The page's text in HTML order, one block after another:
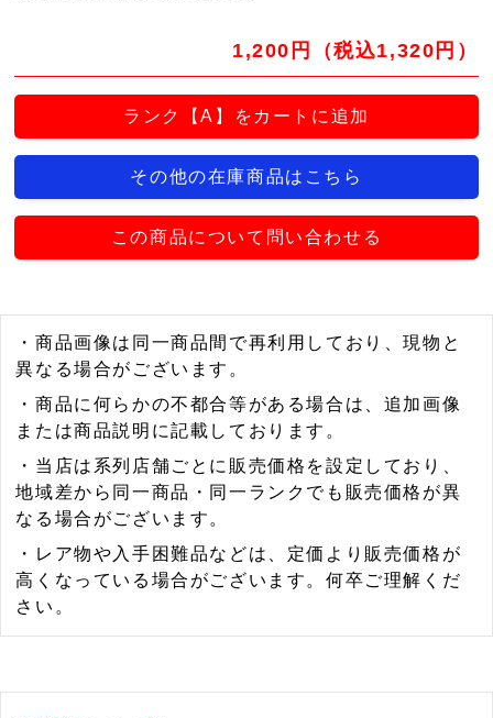
1,200円（税込1,320円）
ランク【A】をカートに追加
その他の在庫商品はこちら
この商品について問い合わせる
・商品画像は同一商品間で再利用しており、現物と
異なる場合がございます。
・商品に何らかの不都合等がある場合は、追加画像
または商品説明に記載しております。
・当店は系列店舗ごとに販売価格を設定しており、
地域差から同一商品・同一ランクでも販売価格が異
なる場合がございます。
・レア物や入手困難品などは、定価より販売価格が
高くなっている場合がございます。何卒ご理解くだ
さい。